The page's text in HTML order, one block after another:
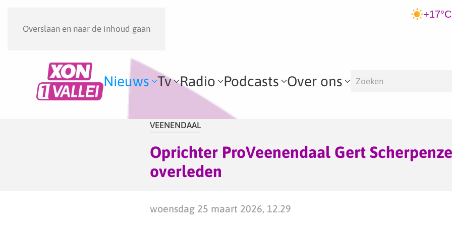
Overslaan en naar de inhoud gaan
+17°C
Nieuws Tv Radio Podcasts Over ons
VEENENDAAL
Oprichter ProVeenendaal Gert
overleden
woensdag 25 maart 2026, 12.29